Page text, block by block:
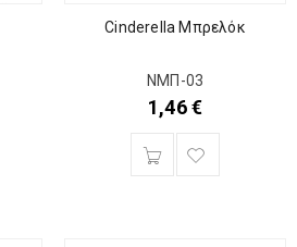
Cinderella Μπρελόκ
ΝΜΠ-03
1,46€